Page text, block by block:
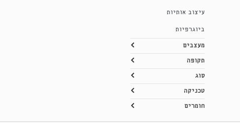
עיצוב אותיות
ביוגרפיות
מעצבים
תקופה
סוג
טכניקה
חומרים